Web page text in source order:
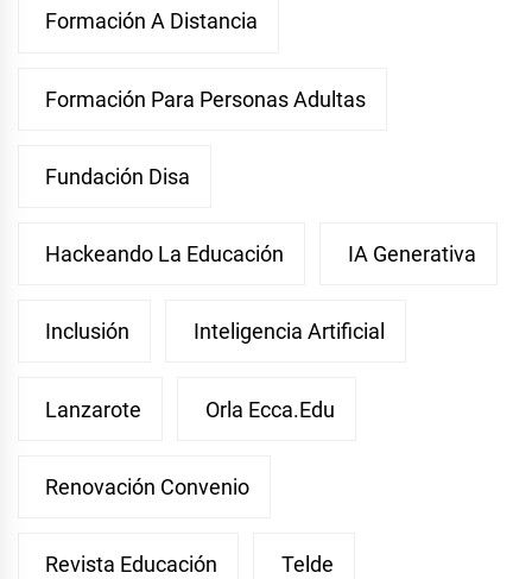
Formación A Distancia
Formación Para Personas Adultas
Fundación Disa
Hackeando La Educación IA Generativa
Inclusión Inteligencia Artificial
Lanzarote Orla Ecca.edu
Renovación Convenio
Revista Educación Telde